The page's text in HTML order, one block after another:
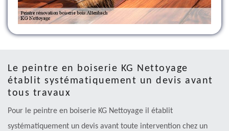
Le peintre en boiserie KG Nettoyage
établit systématiquement un devis avant
tous travaux
Pour le peintre en boiserie KG Nettoyage il établit
systématiquement un devis avant toute intervention chez un